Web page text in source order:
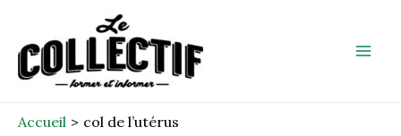
contenu
Accueil col de l’utérus